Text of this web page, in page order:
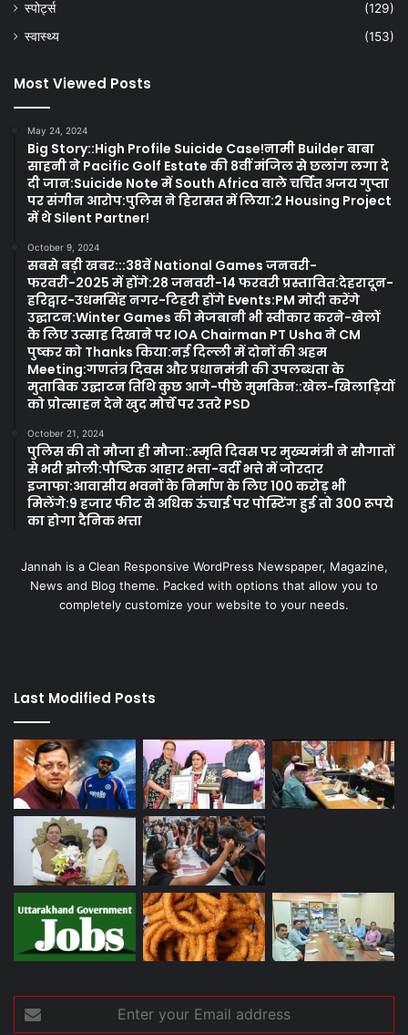
स्पोर्ट्स
(129)
स्वास्थ्य
(153)
Most Viewed Posts
May 24, 2024
Big Story::High Profile Suicide Case!नामी Builder बाबा
साहनी ने Pacific Golf Estate की 8वीं मंजिल से छलांग लगा दे
दी जान:Suicide Note में South Africa वाले चर्चित अजय गुप्ता
पर संगीन आरोप:पुलिस ने हिरासत में लिया:2 Housing Project
में थे Silent Partner!
October 9, 2024
सबसे बड़ी खबर:::38वें National Games जनवरी-
फरवरी-2025 में होंगे:28 जनवरी-14 फरवरी प्रस्तावित:देहरादून-
हरिद्वार-उधमसिंह नगर-टिहरी होंगे Events:PM मोदी करेंगे
उद्घाटन:Winter Games की मेजबानी भी स्वीकार करने-खेलों
के लिए उत्साह दिखाने पर IOA Chairman PT Usha ने CM
पुष्कर को Thanks किया:नई दिल्ली में दोनों की अहम
Meeting:गणतंत्र दिवस और प्रधानमंत्री की उपलब्धता के
मुताबिक उद्घाटन तिथि कुछ आगे-पीछे मुमकिन::खेल-खिलाड़ियों
को प्रोत्साहन देने खुद मोर्चे पर उतरे PSD
October 21, 2024
पुलिस की तो मौजा ही मौजा::स्मृति दिवस पर मुख्यमंत्री ने सौगातों
से भरी झोली:पौष्टिक आहार भत्ता-वर्दी भत्ते में जोरदार
इजाफा:आवासीय भवनों के निर्माण के लिए 100 करोड़ भी
मिलेंगे:9 हजार फीट से अधिक ऊंचाई पर पोस्टिंग हुई तो 300 रूपये
का होगा दैनिक भत्ता
Jannah is a Clean Responsive WordPress Newspaper, Magazine,
News and Blog theme. Packed with options that allow you to
completely customize your website to your needs.
Last Modified Posts
your